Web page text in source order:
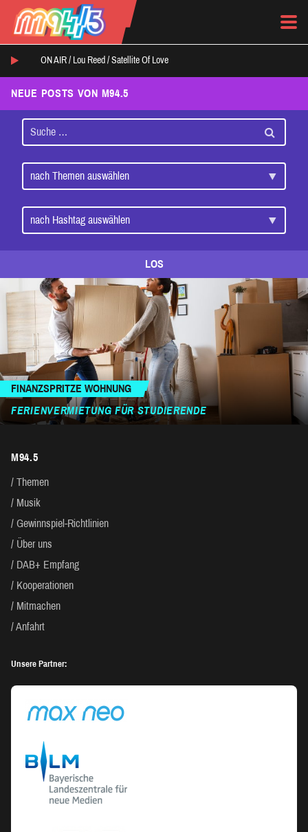
ON AIR / Lou Reed / Satellite Of Love
NEUE POSTS VON M94.5
LOS
FINANZSPRITZE WOHNUNG
FERIENVERMIETUNG FÜR STUDIERENDE
M94.5
Themen
Musik
Gewinnspiel-Richtlinien
Über uns
DAB+ Empfang
Kooperationen
Mitmachen
Anfahrt
Unsere Partner: